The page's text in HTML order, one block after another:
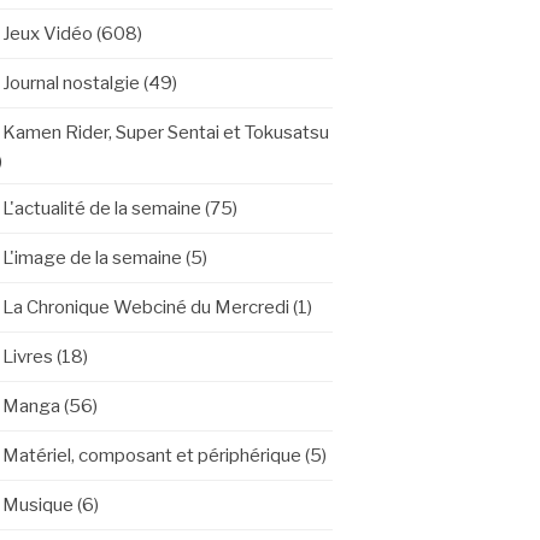
Jeux Vidéo (608)
Journal nostalgie (49)
Kamen Rider, Super Sentai et Tokusatsu
L'actualité de la semaine (75)
L'image de la semaine (5)
La Chronique Webciné du Mercredi (1)
Livres (18)
Manga (56)
Matériel, composant et périphérique (5)
Musique (6)